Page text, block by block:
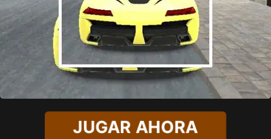
JUGAR AHORA